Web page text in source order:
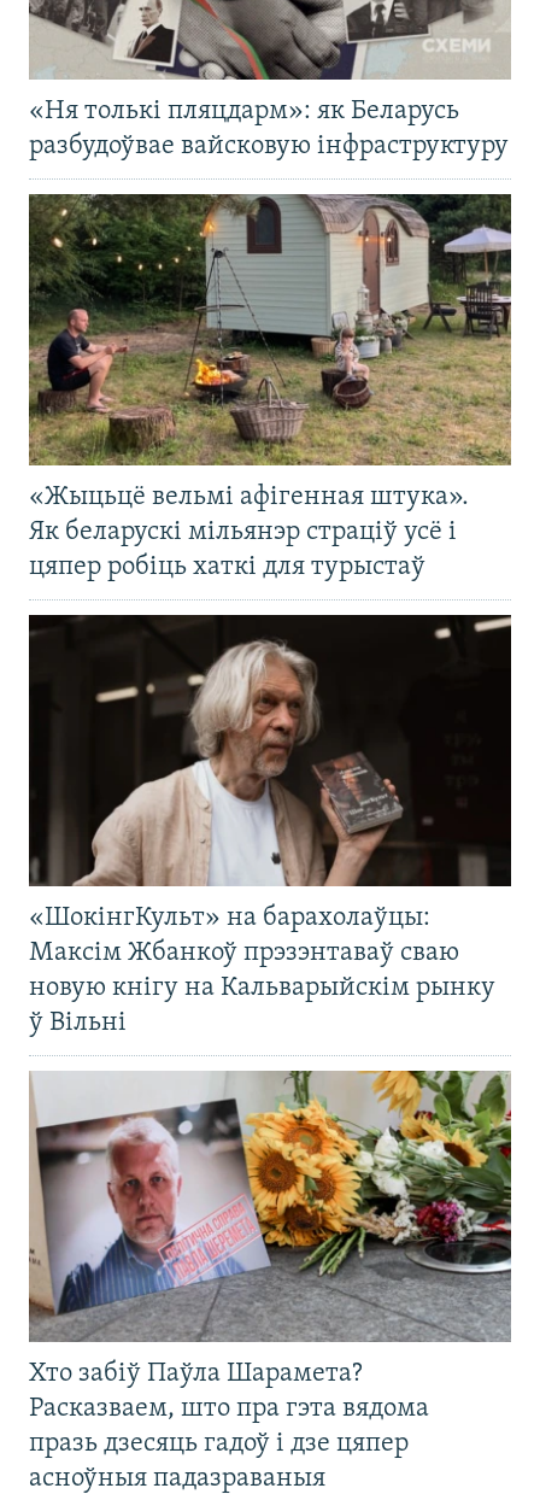
«Ня толькі пляцдарм»: як Беларусь
разбудоўвае вайсковую інфраструктуру
«Жыцьцё вельмі афігенная штука».
Як беларускі мільянэр страціў усё і
цяпер робіць хаткі для турыстаў
«ШокінгКульт» на барахолаўцы:
Максім Жбанкоў прэзэнтаваў сваю
новую кнігу на Кальварыйскім рынку
ў Вільні
Хто забіў Паўла Шарамета?
Расказваем, што пра гэта вядома
празь дзесяць гадоў і дзе цяпер
асноўныя падазраваныя